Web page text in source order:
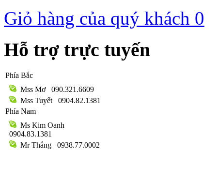
Giỏ hàng của quý khách 0
Hỗ trợ trực tuyến
Phía Bắc
Mss Mơ
090.321.6609
Mss Tuyết
0904.82.1381
Phía Nam
Ms Kim Oanh
0904.83.1381
Mr Thắng
0938.77.0002